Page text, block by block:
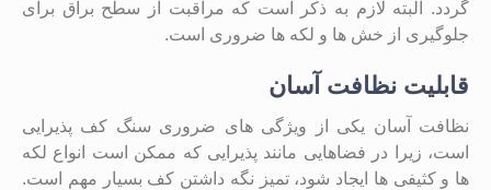
‌گردد. البته لازم به ذکر است که مراقبت از سطح براق برای
جلوگیری از خش ‌ها و لکه ‌ها ضروری است.
قابلیت نظافت آسان
نظافت آسان یکی از ویژگی‌ های ضروری سنگ کف پذیرایی
است، زیرا در فضاهایی مانند پذیرایی که ممکن است انواع لکه
‌ها و کثیفی‌ ها ایجاد شود، تمیز نگه داشتن کف بسیار مهم است.